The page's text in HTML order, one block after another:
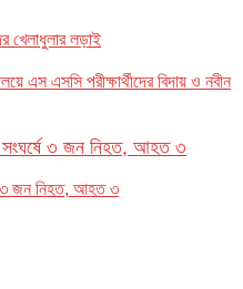
খেলাধুলার লড়াই
এস এসসি পরীক্ষার্থীদের বিদায় ও নবীন
৩ জন নিহত, আহত ৩